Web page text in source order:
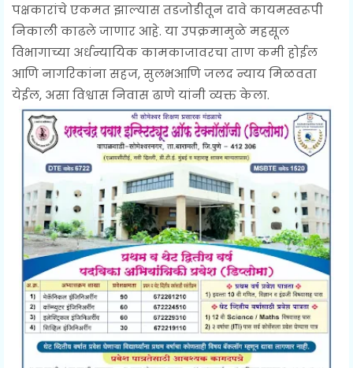
पक्षकारांचे एकमत झाल्यास तडजोडीतून दावे कायमस्वरूपी
निकाली काढले जाणार आहे. या उपक्रमामुळे महसूल
विभागाच्या अर्धन्यायिक कामकाजावरचा ताण कमी होईल
आणि नागरिकांना सहज, सुलभआणि जलद न्याय मिळवता
येईल, असा विश्वास निवास ढाणे यांनी व्यक्त केला.